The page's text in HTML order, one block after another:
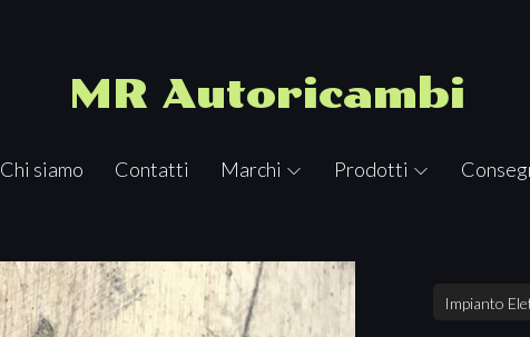
MR Autoricambi
Chi siamo Contatti Marchi Prodotti
Impianto